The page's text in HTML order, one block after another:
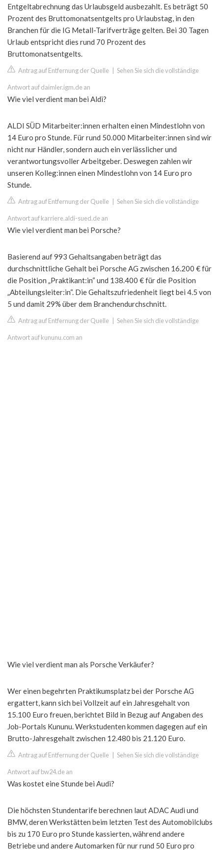
Entgeltabrechnung das Urlaubsgeld ausbezahlt. Es beträgt 50
Prozent des Bruttomonatsentgelts pro Urlaubstag, in den
Branchen für die IG Metall-Tarifverträge gelten. Bei 30 Tagen
Urlaub entspricht dies rund 70 Prozent des
Bruttomonatsentgelts.
Antrag auf Entfernung der Quelle Sehen Sie sich die vollständige
Antwort auf daimler.igm.de an
Wie viel verdient man bei Aldi?
ALDI SÜD Mitarbeiter:innen erhalten einen Mindestlohn von
14 Euro pro Stunde. Für rund 50.000 Mitarbeiter:innen sind wir
nicht nur Händler, sondern auch ein verlässlicher und
verantwortungsvoller Arbeitgeber. Deswegen zahlen wir
unseren Kolleg:innen einen Mindestlohn von 14 Euro pro
Stunde.
Antrag auf Entfernung der Quelle Sehen Sie sich die vollständige
Antwort auf karriere.aldi-sued.de an
Wie viel verdient man bei Porsche?
Basierend auf 993 Gehaltsangaben beträgt das
durchschnittliche Gehalt bei Porsche AG zwischen 16.200 € für
die Position „Praktikant:in“ und 138.400 € für die Position
„Abteilungsleiter:in“. Die Gehaltszufriedenheit liegt bei 4.5 von
5 und damit 29% über dem Branchendurchschnitt.
Antrag auf Entfernung der Quelle Sehen Sie sich die vollständige
Antwort auf kununu.com an
Wie viel verdient man als Porsche Verkäufer?
Wer einen begehrten Praktikumsplatz bei der Porsche AG
ergattert, kann sich bei Vollzeit auf ein Jahresgehalt von
15.100 Euro freuen, berichtet Bild in Bezug auf Angaben des
Job-Portals Kununu. Werkstudenten kommen dagegen auf ein
Brutto-Jahresgehalt zwischen 12.480 bis 21.120 Euro.
Antrag auf Entfernung der Quelle Sehen Sie sich die vollständige
Antwort auf bw24.de an
Was kostet eine Stunde bei Audi?
Die höchsten Stundentarife berechnen laut ADAC Audi und
BMW, deren Werkstätten beim letzten Test des Automobilclubs
bis zu 170 Euro pro Stunde kassierten, während andere
Betriebe und andere Automarken für nur rund 50 Euro pro